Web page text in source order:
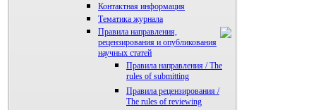
Контактная информация
Тематика журнала
Правила направления,
рецензирования и опубликования
научных статей
Правила направления / The
rules of submitting
Правила рецензирования /
The rules of reviewing